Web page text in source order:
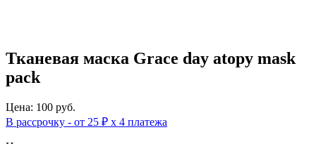
Тканевая маска Grace day atopy mask
pack
Цена: 100 руб.
В рассрочку - от 25 ₽ х 4 платежа